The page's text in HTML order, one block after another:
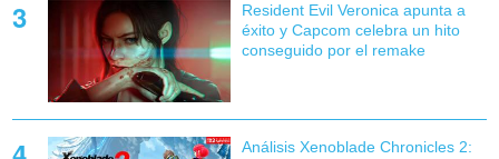
Resident Evil Veronica apunta a
éxito y Capcom celebra un hito
conseguido por el remake
Análisis Xenoblade Chronicles 2: